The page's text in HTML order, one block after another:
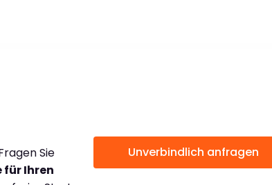
Sie
Ihren
Unverbindlich anfragen